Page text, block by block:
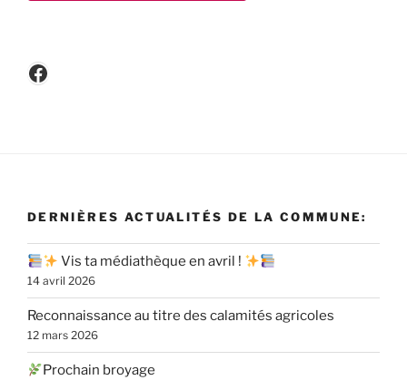
Facebook
DERNIÈRES ACTUALITÉS DE LA COMMUNE:
Vis ta médiathèque en avril !
14 avril 2026
Reconnaissance au titre des calamités agricoles
12 mars 2026
Prochain broyage